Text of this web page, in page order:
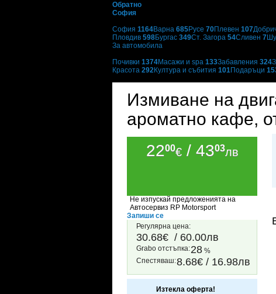
Обратно
София
София 1164Варна 685Русе 70Плевен 107
Пловдив 598Бургас 349Ст. Загора 54Сливен 7
За автомобила
Почивки 1374Масажи и spa 133Забавления 324
Красота 292Култура и събития 101Подаръци
Измиване на
ароматно кафе,
2200€/ 4303лв
Не изпускай предложенията на
Автосервиз RP Motorsport
Запиши се
Регулярна цена:
30.68€ / 60.00лв
Grabo oтстъпка:28 %
Спестяваш:8.68€ / 16.98лв
Изтекла оферта!